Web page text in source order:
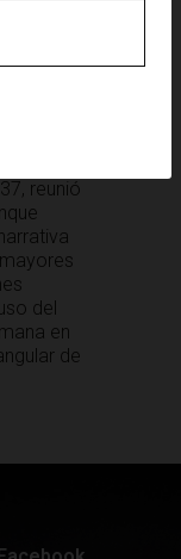
reunió
del
en
de